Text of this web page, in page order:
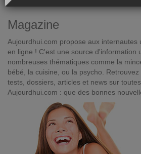
Magazine
Aujourdhui.com propose aux internautes
en ligne ! C'est une source d'information
nombreuses thématiques comme la
bébé, la cuisine, ou la psycho. Retrouvez
tests, dossiers, articles et news sur
Aujourdhui.com : que des bonnes